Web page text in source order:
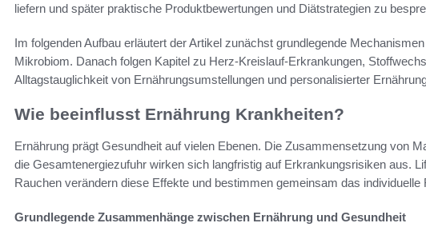
liefern und später praktische Produktbewertungen und Diätstrategien zu
Im folgenden Aufbau erläutert der Artikel zunächst grundlegende
Mikrobiom. Danach folgen Kapitel zu Herz-Kreislauf-Erkrankungen,
Alltagstauglichkeit von Ernährungsumstellungen und personalisierter
Wie beeinflusst Ernährung Krankheiten?
Ernährung prägt Gesundheit auf vielen Ebenen. Die Zusammensetzung von
die Gesamtenergiezufuhr wirken sich langfristig auf Erkrankungsrisiken aus.
Rauchen verändern diese Effekte und bestimmen gemeinsam das individuelle
Grundlegende Zusammenhänge zwischen Ernährung und Gesundheit